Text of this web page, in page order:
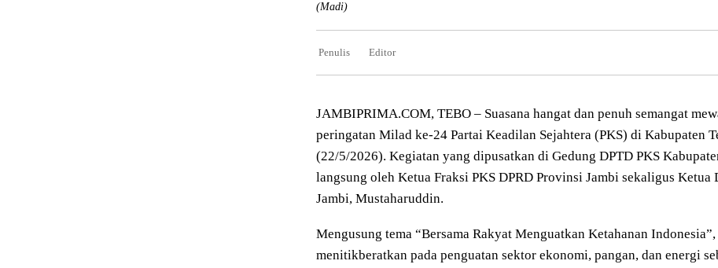
(Madi)
Penulis Editor
JAMBIPRIMA.COM, TEBO – Suasana hangat dan penuh semangat
peringatan Milad ke-24 Partai Keadilan Sejahtera (PKS) di Kabupaten
(22/5/2026). Kegiatan yang dipusatkan di Gedung DPTD PKS
langsung oleh Ketua Fraksi PKS DPRD Provinsi Jambi sekaligus Ketua
Jambi, Mustaharuddin.
Mengusung tema “Bersama Rakyat Menguatkan Ketahanan
menitikberatkan pada penguatan sektor ekonomi, pangan, dan energi